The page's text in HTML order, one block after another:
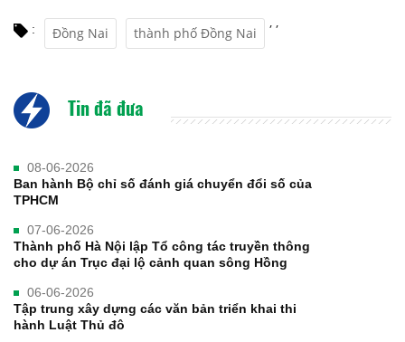
: Đồng Nai
,
thành phố Đồng Nai
,
Tin đã đưa
08-06-2026
Ban hành Bộ chỉ số đánh giá chuyển đổi số của
TPHCM
07-06-2026
Thành phố Hà Nội lập Tổ công tác truyền thông
cho dự án Trục đại lộ cảnh quan sông Hồng
06-06-2026
Tập trung xây dựng các văn bản triển khai thi
hành Luật Thủ đô